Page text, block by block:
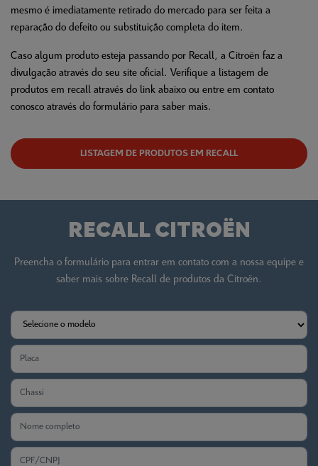
mesmo é imediatamente retirado do mercado para ser feita a
reparação do defeito ou substituição completa do item.
Caso algum produto esteja passando por Recall, a Citroën faz a
divulgação através do seu site oficial. Verifique a listagem de
produtos em recall através do link abaixo ou entre em contato
conosco através do formulário para saber mais.
LISTAGEM DE PRODUTOS EM RECALL
RECALL CITROËN
Preencha o formulário para entrar em contato com a nossa equipe e
saber mais sobre Recall de produtos da Citroën.